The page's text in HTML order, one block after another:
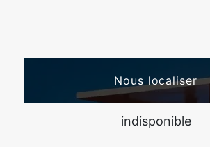
Nous localiser
indisponible